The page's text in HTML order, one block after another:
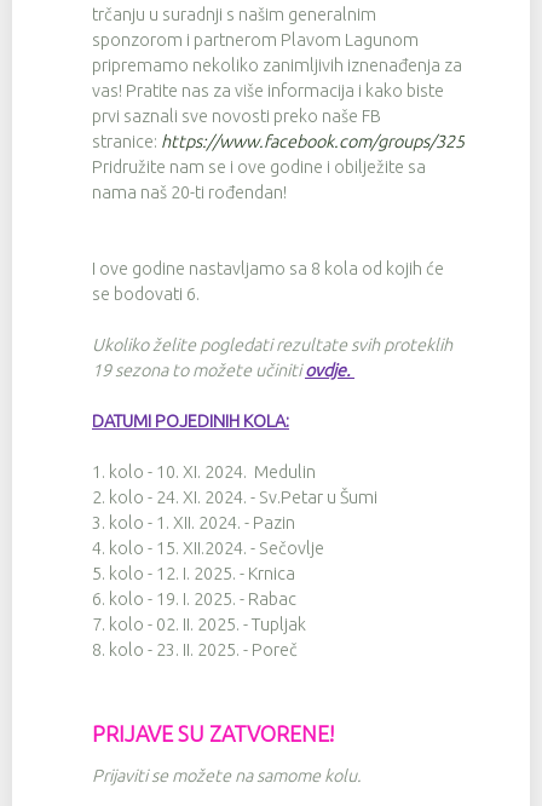
trčanju u suradnji s našim generalnim
sponzorom i partnerom Plavom Lagunom
pripremamo nekoliko zanimljivih iznenađenja za
vas! Pratite nas za više informacija i kako biste
prvi saznali sve novosti preko naše FB
stranice: https://www.facebook.com/groups/
Pridružite nam se i ove godine i obilježite sa
nama naš 20-ti rođendan!
I ove godine nastavljamo sa 8 kola od kojih će
se bodovati 6.
Ukoliko želite pogledati rezultate svih proteklih
19 sezona to možete učinitiovdje.
DATUMI POJEDINIH KOLA:
1. kolo - 10. XI. 2024. Medulin
2. kolo - 24. XI. 2024. - Sv.Petar u Šumi
3. kolo - 1. XII. 2024. - Pazin
4. kolo - 15. XII.2024. - Sečovlje
5. kolo - 12. I. 2025. - Krnica
6. kolo - 19. I. 2025. - Rabac
7. kolo - 02. II. 2025. - Tupljak
8. kolo - 23. II. 2025. - Poreč
PRIJAVE SU ZATVORENE!
Prijaviti se možete na samome kolu.